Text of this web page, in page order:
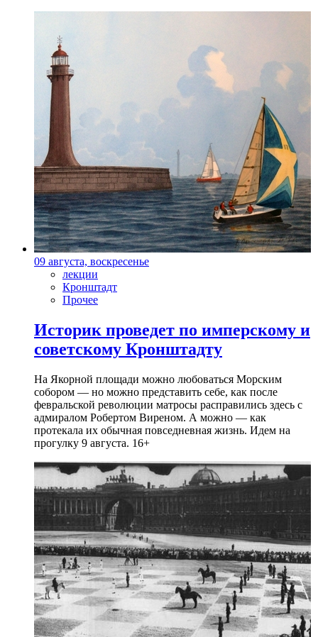
09 августа, воскресенье
лекции
Кронштадт
Прочее
Историк проведет по имперскому и
советскому Кронштадту
На Якорной площади можно любоваться Морским
собором — но можно представить себе, как после
февральской революции матросы расправились здесь с
адмиралом Робертом Виреном. А можно — как
протекала их обычная повседневная жизнь. Идем на
прогулку 9 августа. 16+